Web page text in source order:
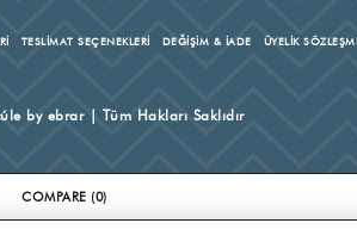
TESLİMAT SEÇENEKLERİ DEĞİŞİM & İADE ÜYELİK
by ebrar | Tüm Hakları Saklıdır
COMPARE (0)